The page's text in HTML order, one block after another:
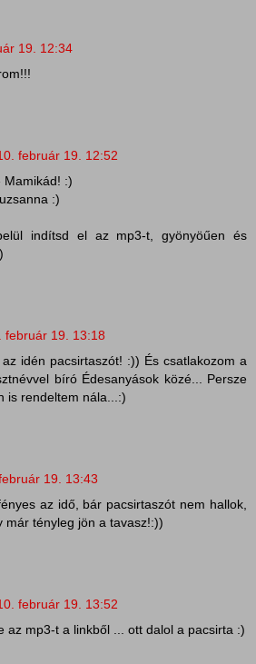
19. 12:34
február 19. 12:52
Mamikád! :)
:)
indítsd el az mp3-t, gyönyöűen és
február 19. 13:18
idén pacsirtaszót! :)) És csatlakozom a
bíró Édesanyások közé... Persze
is rendeltem nála...:)
19. 13:43
az idő, bár pacsirtaszót nem hallok,
már tényleg jön a tavasz!:))
február 19. 13:52
az mp3-t a linkből ... ott dalol a pacsirta :)